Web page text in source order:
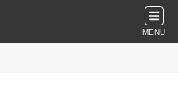
MENU